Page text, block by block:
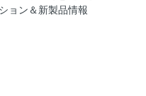
リティギア情報満載！ ラ
ョン＆新製品情報